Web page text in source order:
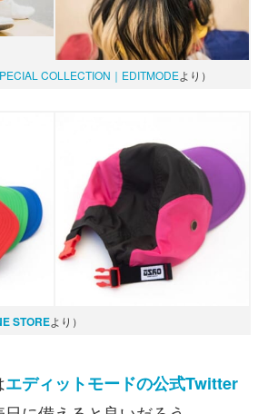
COLLECTION｜EDITMODEより）
STOREより）
エディットモードの公式Twitter